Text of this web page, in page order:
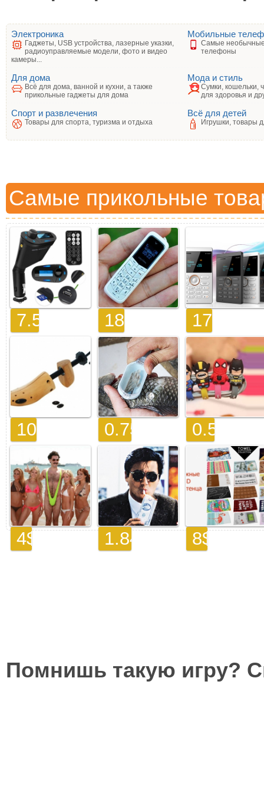
Электроника
Гаджеты, USB устройства, лазерные указки,
радиоуправляемые модели, фото и видео
камеры...
Мобильные
Самые
телефоны
Для дома
Всё для дома, ванной и кухни, а также
прикольные гаджеты для дома
Мода и стиль
Сумки, кошельки,
для здоровья и
Спорт и развлечения
Товары для спорта, туризма и отдыха
Всё для детей
Игрушки, товары
Самые прикольные
Помнишь такую игру?